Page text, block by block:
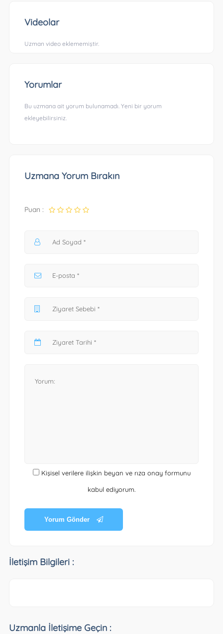
Videolar
Uzman video eklememiştir.
Yorumlar
Bu uzmana ait yorum bulunamadı. Yeni bir yorum
ekleyebilirsiniz.
Uzmana Yorum Bırakın
Puan :
Kişisel verilere ilişkin beyan ve rıza onay formunu
kabul ediyorum.
Yorum Gönder
İletişim Bilgileri :
Uzmanla İletişime Geçin :